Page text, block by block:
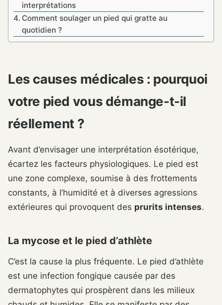
interprétations
Comment soulager un pied qui gratte au
quotidien ?
Les causes médicales : pourquoi
votre pied vous démange-t-il
réellement ?
Avant d’envisager une interprétation ésotérique,
écartez les facteurs physiologiques. Le pied est
une zone complexe, soumise à des frottements
constants, à l’humidité et à diverses agressions
extérieures qui provoquent des prurits intenses.
La mycose et le pied d’athlète
C’est la cause la plus fréquente. Le pied d’athlète
est une infection fongique causée par des
dermatophytes qui prospèrent dans les milieux